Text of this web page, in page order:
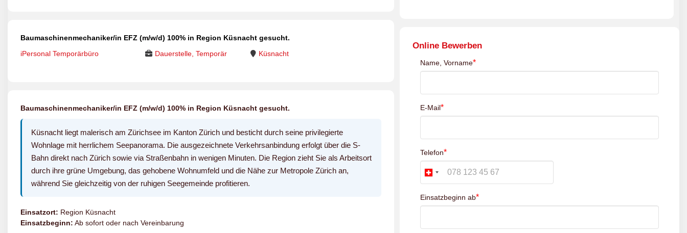
Baumaschinenmechaniker/in EFZ (m/w/d) 100% in Region Küsnacht gesucht.
iPersonal Temporärbüro
Dauerstelle, Temporär Küsnacht
Baumaschinenmechaniker/in EFZ (m/w/d) 100% in Region Küsnacht gesucht.
Küsnacht liegt malerisch am Zürichsee im Kanton Zürich und besticht durch seine privilegierte
Wohnlage mit herrlichem Seepanorama. Die ausgezeichnete Verkehrsanbindung erfolgt über die S-
Bahn direkt nach Zürich sowie via Straßenbahn in wenigen Minuten. Die Region zieht Sie als Arbeitsort
durch ihre grüne Umgebung, das gehobene Wohnumfeld und die Nähe zur Metropole Zürich an,
während Sie gleichzeitig von der ruhigen Seegemeinde profitieren.
Einsatzort: Region Küsnacht
Einsatzbeginn: Ab sofort oder nach Vereinbarung
Online Bewerben
Name, Vorname*
E-Mail*
Telefon*
Einsatzbeginn ab*